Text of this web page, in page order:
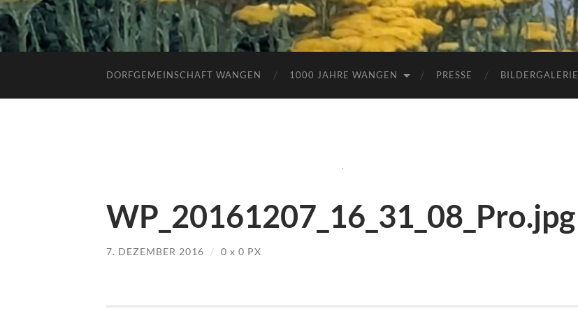
DORFGEMEINSCHAFT WANGEN 1000 JAHRE WANGEN PRESSE BILDERGALERIE
WP_20161207_16_31_08_Pro.jpg
7. DEZEMBER 2016 / 0 x 0 PX